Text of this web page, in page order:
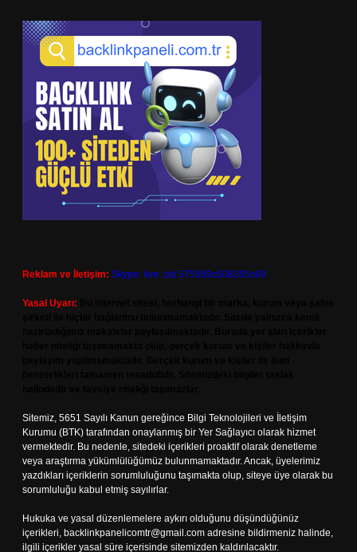
Reklam ve İletişim: Skype: live:.cid.575569c608265c69
Yasal Uyarı:
Sitemiz, 5651 Sayılı Kanun gereğince Bilgi Teknolojileri ve İletişim
Kurumu (BTK) tarafından onaylanmış bir Yer Sağlayıcı olarak hizmet
vermektedir. Bu nedenle, sitedeki içerikleri proaktif olarak denetleme
veya araştırma yükümlülüğümüz bulunmamaktadır. Ancak, üyelerimiz
yazdıkları içeriklerin sorumluluğunu taşımakta olup, siteye üye olarak bu
sorumluluğu kabul etmiş sayılırlar.
Hukuka ve yasal düzenlemelere aykırı olduğunu düşündüğünüz
içerikleri, backlinkpanelicomtr@gmail.com adresine bildirmeniz halinde,
ilgili içerikler yasal süre içerisinde sitemizden kaldırılacaktır.